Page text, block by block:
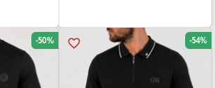
favorite_border -54%
-50%